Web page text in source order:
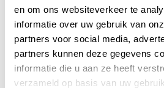
en om ons websiteverkeer te
informatie over uw gebruik van
partners voor social media,
partners kunnen deze gegevens
informatie die u aan ze heeft
verzameld op basis van uw
Reviews
0/ 5 Gemiddelde uit 0
Er zijn nog geen reviews geschreven over dit